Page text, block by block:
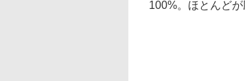
100%。ほとんどが